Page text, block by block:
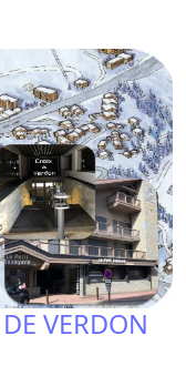
VERDON